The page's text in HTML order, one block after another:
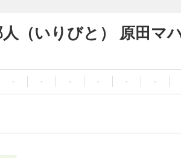
（いりびと） 原田マ
・ ・ ・ ・ ・ ・